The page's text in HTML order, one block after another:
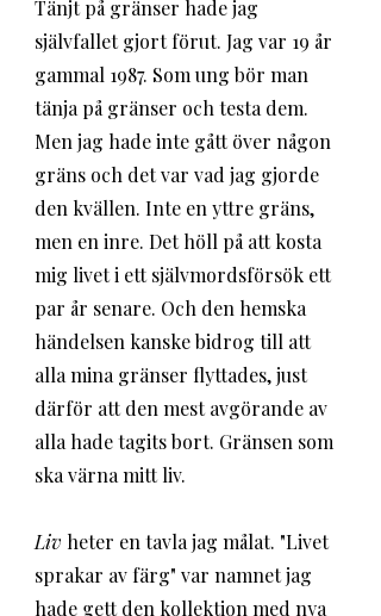
Tänjt på gränser hade jag
självfallet gjort förut. Jag var 19 år
gammal 1987. Som ung bör man
tänja på gränser och testa dem.
Men jag hade inte gått över någon
gräns och det var vad jag gjorde
den kvällen. Inte en yttre gräns,
men en inre. Det höll på att kosta
mig livet i ett självmordsförsök ett
par år senare. Och den hemska
händelsen kanske bidrog till att
alla mina gränser flyttades, just
därför att den mest avgörande av
alla hade tagits bort. Gränsen som
ska värna mitt liv.
Liv heter en tavla jag målat. "Livet
sprakar av färg" var namnet jag
hade gett den kollektion med nya